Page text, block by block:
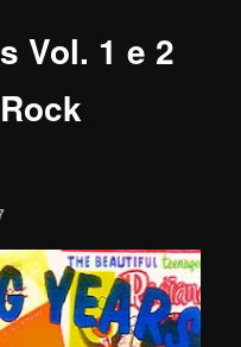
Vol. 1 e 2